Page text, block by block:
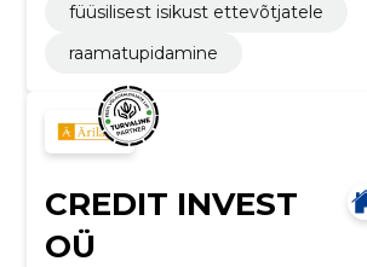
füüsilisest isikust ettevõtjatele
raamatupidamine
CREDIT INVEST
OÜ